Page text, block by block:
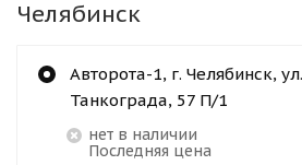
Челябинск
Авторота-1, г. Челябинск,
Танкограда, 57 П/1
Нет в наличии
Последняя цена